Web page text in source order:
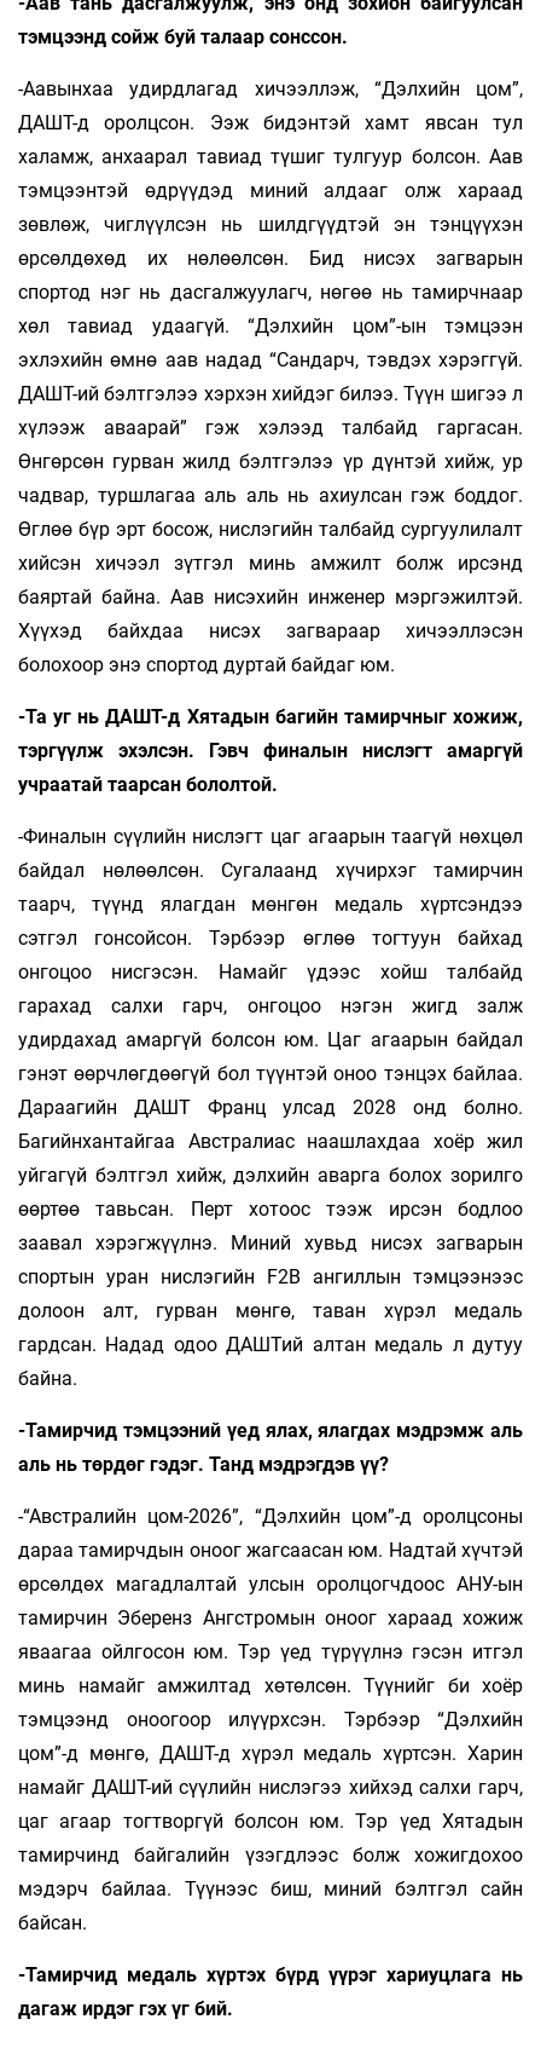
тэмцээнд сойж буй талаар сонссон.
-Аавынхаа удирдлагад хичээллэж, “Дэлхийн цом”,
ДАШТ-д оролцсон. Ээж бидэнтэй хамт явсан тул
халамж, анхаарал тавиад түшиг тулгуур болсон. Аав
тэмцээнтэй өдрүүдэд миний алдааг олж хараад
зөвлөж, чиглүүлсэн нь шилдгүүдтэй эн тэнцүүхэн
өрсөлдөхөд их нөлөөлсөн. Бид нисэх загварын
спортод нэг нь дасгалжуулагч, нөгөө нь тамирчнаар
хөл тавиад удаагүй. “Дэлхийн цом”-ын тэмцээн
эхлэхийн өмнө аав надад “Сандарч, тэвдэх хэрэггүй.
ДАШТ-ий бэлтгэлээ хэрхэн хийдэг билээ. Түүн шигээ л
хүлээж аваарай” гэж хэлээд талбайд гаргасан.
Өнгөрсөн гурван жилд бэлтгэлээ үр дүнтэй хийж, ур
чадвар, туршлагаа аль аль нь ахиулсан гэж боддог.
Өглөө бүр эрт босож, нислэгийн талбайд сургуулилалт
хийсэн хичээл зүтгэл минь амжилт болж ирсэнд
баяртай байна. Аав нисэхийн инженер мэргэжилтэй.
Хүүхэд байхдаа нисэх загвараар хичээллэсэн
болохоор энэ спортод дуртай байдаг юм.
-Та уг нь ДАШТ-д Хятадын багийн тамирчныг хожиж,
тэргүүлж эхэлсэн. Гэвч финалын нислэгт амаргүй
учраатай таарсан бололтой.
-Финалын сүүлийн нислэгт цаг агаарын таагүй нөхцөл
байдал нөлөөлсөн. Сугалаанд хүчирхэг тамирчин
таарч, түүнд ялагдан мөнгөн медаль хүртсэндээ
сэтгэл гонсойсон. Тэрбээр өглөө тогтуун байхад
онгоцоо нисгэсэн. Намайг үдээс хойш талбайд
гарахад салхи гарч, онгоцоо нэгэн жигд залж
удирдахад амаргүй болсон юм. Цаг агаарын байдал
гэнэт өөрчлөгдөөгүй бол түүнтэй оноо тэнцэх байлаа.
Дараагийн ДАШТ Франц улсад 2028 онд болно.
Багийнхантайгаа Австралиас наашлахдаа хоёр жил
уйгагүй бэлтгэл хийж, дэлхийн аварга болох зорилго
өөртөө тавьсан. Перт хотоос тээж ирсэн бодлоо
заавал хэрэгжүүлнэ. Миний хувьд нисэх загварын
спортын уран нислэгийн F2B ангиллын тэмцээнээс
долоон алт, гурван мөнгө, таван хүрэл медаль
гардсан. Надад одоо ДАШТий алтан медаль л дутуу
байна.
-Тамирчид тэмцээний үед ялах, ялагдах мэдрэмж аль
аль нь төрдөг гэдэг. Танд мэдрэгдэв үү?
-“Австралийн цом-2026”, “Дэлхийн цом”-д оролцсоны
дараа тамирчдын оноог жагсаасан юм. Надтай хүчтэй
өрсөлдөх магадлалтай улсын оролцогчдоос АНУ-ын
тамирчин Эберенз Ангстромын оноог хараад хожиж
яваагаа ойлгосон юм. Тэр үед түрүүлнэ гэсэн итгэл
минь намайг амжилтад хөтөлсөн. Түүнийг би хоёр
тэмцээнд оноогоор илүүрхсэн. Тэрбээр “Дэлхийн
цом”-д мөнгө, ДАШТ-д хүрэл медаль хүртсэн. Харин
намайг ДАШТ-ий сүүлийн нислэгээ хийхэд салхи гарч,
цаг агаар тогтворгүй болсон юм. Тэр үед Хятадын
тамирчинд байгалийн үзэгдлээс болж хожигдохоо
мэдэрч байлаа. Түүнээс биш, миний бэлтгэл сайн
байсан.
-Тамирчид медаль хүртэх бүрд үүрэг хариуцлага нь
дагаж ирдэг гэх үг бий.